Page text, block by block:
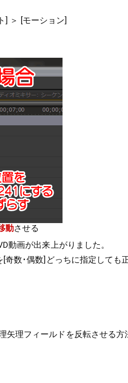
] ＞ [モーション]
動させる
動画が出来上がりました。
数･偶数]どっちに指定しても
理フィールドを反転させる方